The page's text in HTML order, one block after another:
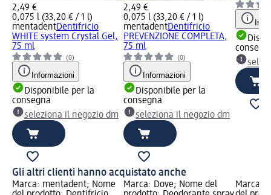
2,49 €
0,075 l (33,20 € / 1 l)
mentadentDentifricio
WHITE system Crystal Gel,
75 ml
(0)
Informazioni
Disponibile per la
consegna
seleziona il negozio dm
2,49 €
0,075 l (33,20 € / 1 l)
mentadentDentifricio
PREVENZIONE COMPLETA,
75 ml
(0)
Informazioni
Disponibile per la
consegna
seleziona il negozio dm
Gli altri clienti hanno acquistato anche
Marca: mentadent; Nome
Marca: Dove; Nome del
Marca: